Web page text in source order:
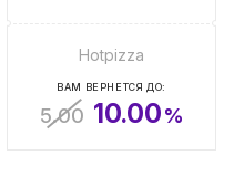
Hotpizza
ВАМ ВЕРНЕТСЯ ДО:
5.00 10.00%